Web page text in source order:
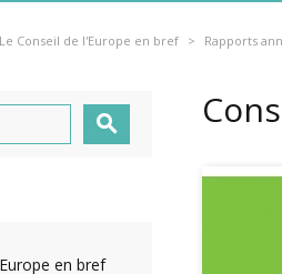
Le Conseil de l'Europe en bref Rapports

en bref